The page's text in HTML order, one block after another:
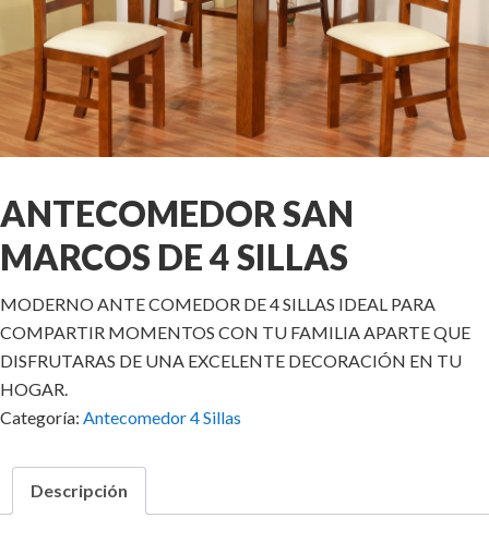
ANTECOMEDOR SAN
MARCOS DE 4 SILLAS
MODERNO ANTE COMEDOR DE 4 SILLAS IDEAL PARA
COMPARTIR MOMENTOS CON TU FAMILIA APARTE QUE
DISFRUTARAS DE UNA EXCELENTE DECORACIÓN EN TU
HOGAR.
Categoría: Antecomedor 4 Sillas
Descripción